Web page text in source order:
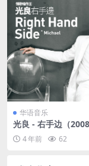
华语音乐
光良 - 右手边（
P分轨/118M）
4 年前 62